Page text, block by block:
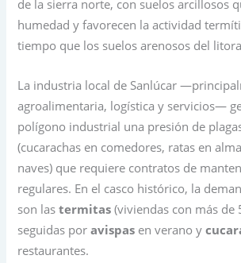
de la sierra norte, con suelos arcillosos
humedad y favorecen la actividad
tiempo que los suelos arenosos del
La industria local de Sanlúcar
agroalimentaria, logística y servicios—
polígono industrial una presión de
(cucarachas en comedores, ratas en
naves) que requiere contratos de
regulares. En el casco histórico, la
son lastermitas (viviendas con más de
seguidas poravispas en verano y
restaurantes.